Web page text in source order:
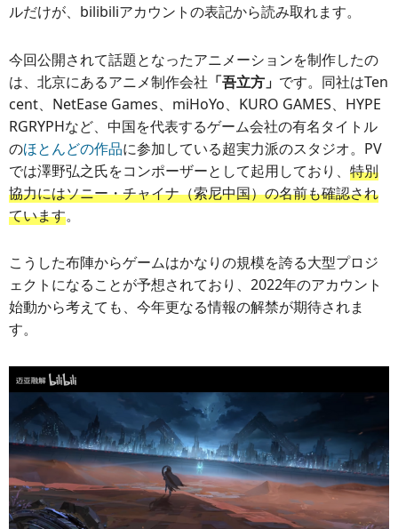
ルだけが、bilibiliアカウントの表記から読み取れます。
今回公開されて話題となったアニメーションを制作したの
は、北京にあるアニメ制作会社 「吾立方」 です。同社はTen
cent、NetEase Games、miHoYo、KURO GAMES、HYPE
RGRYPHなど、中国を代表するゲーム会社の有名タイトル
のほとんどの作品に参加している超実力派のスタジオ。PV
では澤野弘之氏をコンポーザーとして起用しており、 特別
協力にはソニー・チャイナ（索尼中国）の名前も確認され
ています。
こうした布陣からゲームはかなりの規模を誇る大型プロジ
ェクトになることが予想されており、2022年のアカウント
始動から考えても、今年更なる情報の解禁が期待されま
す。